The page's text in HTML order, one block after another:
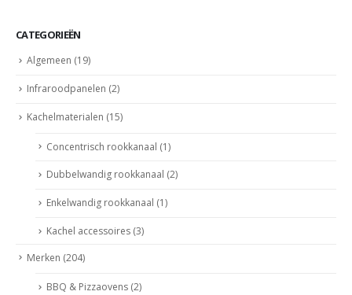
CATEGORIEËN
Algemeen (19)
Infraroodpanelen (2)
Kachelmaterialen (15)
Concentrisch rookkanaal (1)
Dubbelwandig rookkanaal (2)
Enkelwandig rookkanaal (1)
Kachel accessoires (3)
Merken (204)
BBQ & Pizzaovens (2)